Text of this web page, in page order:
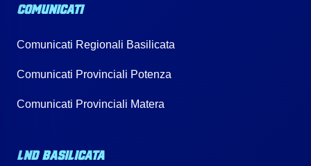
COMUNICATI
Comunicati Regionali Basilicata
Comunicati Provinciali Potenza
Comunicati Provinciali Matera
LND BASILICATA